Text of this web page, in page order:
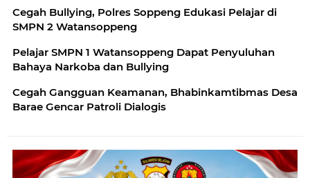
Cegah Bullying, Polres Soppeng Edukasi Pelajar di
SMPN 2 Watansoppeng
Pelajar SMPN 1 Watansoppeng Dapat Penyuluhan
Bahaya Narkoba dan Bullying
Cegah Gangguan Keamanan, Bhabinkamtibmas Desa
Barae Gencar Patroli Dialogis